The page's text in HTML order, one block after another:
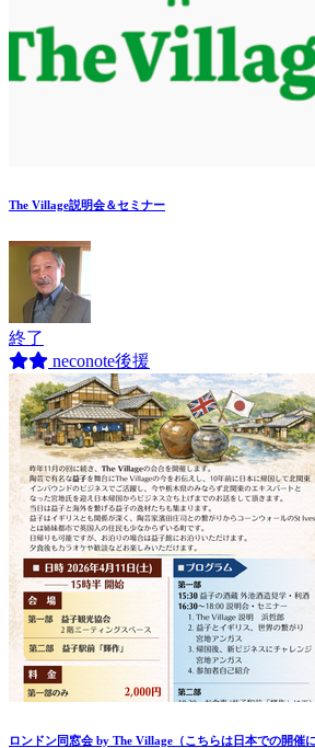
The Village説明会＆セミナー
終了
neconote後援
ロンドン同窓会 by The Village（こちらは日本での開催